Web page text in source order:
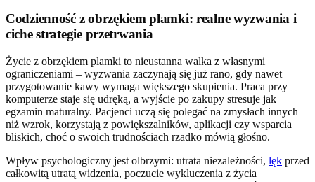
Codzienność z obrzękiem plamki: realne wyzwania i
ciche strategie przetrwania
Życie z obrzękiem plamki to nieustanna walka z własnymi
ograniczeniami – wyzwania zaczynają się już rano, gdy nawet
przygotowanie kawy wymaga większego skupienia. Praca przy
komputerze staje się udręką, a wyjście po zakupy stresuje jak
egzamin maturalny. Pacjenci uczą się polegać na zmysłach innych
niż wzrok, korzystają z powiększalników, aplikacji czy wsparcia
bliskich, choć o swoich trudnościach rzadko mówią głośno.
Wpływ psychologiczny jest olbrzymi: utrata niezależności, lęk przed
całkowitą utratą widzenia, poczucie wykluczenia z życia